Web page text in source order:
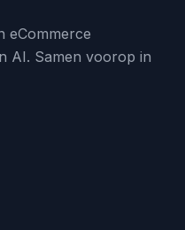
eCommerce
AI. Samen voorop in